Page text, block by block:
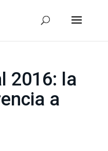
2016: la
a